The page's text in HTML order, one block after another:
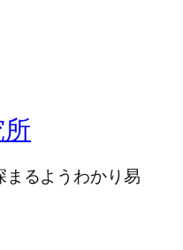
まるようわかり易